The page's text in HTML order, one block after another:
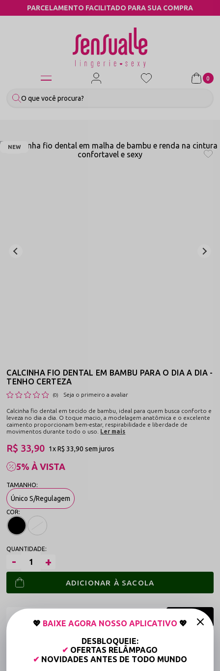
PARCELAMENTO FACILITADO PARA SUA COMPRA
0
NEW
CALCINHA FIO DENTAL EM BAMBU PARA O DIA A DIA -
TENHO CERTEZA
(0) Seja o primeiro a avaliar
Calcinha fio dental em tecido de bambu, ideal para quem busca conforto e
leveza no dia a dia. O toque macio, a modelagem anatômica e o excelente
caimento proporcionam bem-estar, respirabilidade e liberdade de
movimentos durante todo o uso.
Ler mais
5% À VISTA
R$ 33,90 1xR$ 33,90sem juros
Único S/Regulagem
ADICIONAR À SACOLA
Frete grátis a partir de R$149,90 (Varejo)*
Até 6x Sem Juros (Varejo)
💖 BAIXE AGORA NOSSO APLICATIVO 💖
DESBLOQUEIE:
✔ OFERTAS RELÂMPAGO
✔ NOVIDADES ANTES DE TODO MUNDO